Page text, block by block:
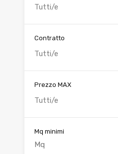
Tutti/e
Contratto
Tutti/e
Prezzo MAX
Tutti/e
Mq minimi